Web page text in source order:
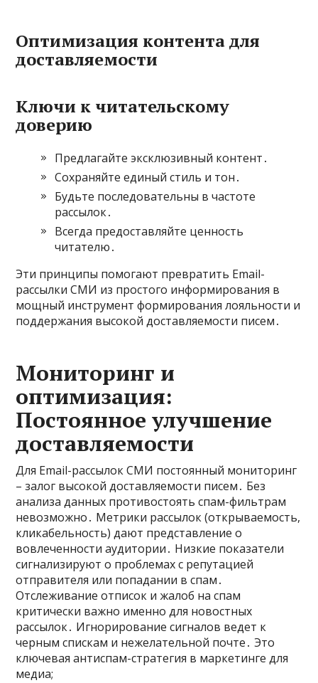
Оптимизация контента для
доставляемости
Ключи к читательскому
доверию
Предлагайте эксклюзивный контент․
Сохраняйте единый стиль и тон․
Будьте последовательны в частоте
рассылок․
Всегда предоставляйте ценность
читателю․
Эти принципы помогают превратить Email-
рассылки СМИ из простого информирования в
мощный инструмент формирования лояльности и
поддержания высокой доставляемости писем․
Мониторинг и
оптимизация:
Постоянное улучшение
доставляемости
Для Email-рассылок СМИ постоянный мониторинг
– залог высокой доставляемости писем․ Без
анализа данных противостоять спам-фильтрам
невозможно․ Метрики рассылок (открываемость,
кликабельность) дают представление о
вовлеченности аудитории․ Низкие показатели
сигнализируют о проблемах с репутацией
отправителя или попадании в спам․
Отслеживание отписок и жалоб на спам
критически важно именно для новостных
рассылок․ Игнорирование сигналов ведет к
черным спискам и нежелательной почте․ Это
ключевая антиспам-стратегия в маркетинге для
медиа;